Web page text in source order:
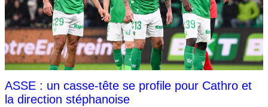
ASSE : un casse-tête se profile pour Cathro et
la direction stéphanoise